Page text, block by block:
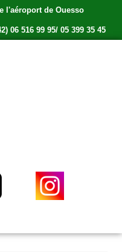
l'aéroport de Ouesso
06 516 99 95/ 05 399 35 45